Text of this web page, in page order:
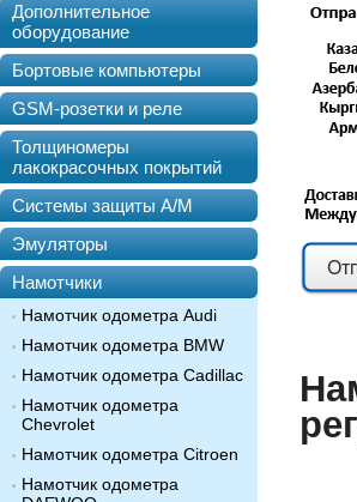
Дополнительное
оборудование
Бортовые компьютеры
GSM-розетки и реле
Толщиномеры
лакокрасочных покрытий
Системы защиты А/М
Эмуляторы
Намотчики
Намотчик одометра Audi
Намотчик одометра BMW
Намотчик одометра Cadillac
Намотчик одометра
Chevrolet
Намотчик одометра Citroen
Намотчик одометра